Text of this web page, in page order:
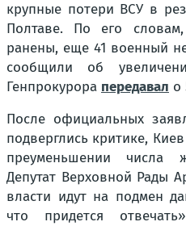
крупные потери ВСУ в
Полтаве. По его
ранены, еще 41 военный
сообщили об
Генпрокурора передавал о
После официальных
подверглись критике,
преуменьшении числа
Депутат Верховной Рады
власти идут на подмен
что придется